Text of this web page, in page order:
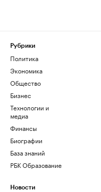
Рубрики
Политика
Экономика
Общество
Бизнес
Технологии и
медиа
Финансы
Биографии
База знаний
РБК Образование
Новости